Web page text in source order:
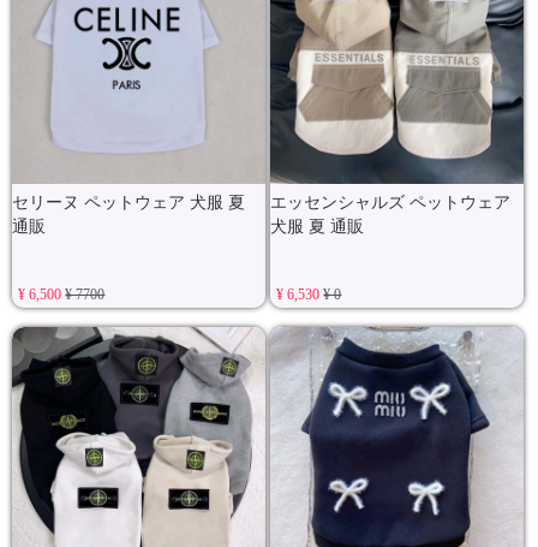
セリーヌ ペットウェア 犬服 夏
通販
¥ 6,500¥ 7700
エッセンシャルズ ペットウェア
犬服 夏 通販
¥ 6,530¥ 0